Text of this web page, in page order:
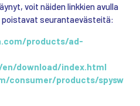
voit näiden linkkien avulla
poistavat seurantaevästeitä:
products/ad-
download/index.html
consumer/products/spysw